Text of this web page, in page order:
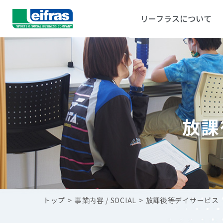
リーフラスについて
放
トップ > 事業内容 / SOCIAL > 放課後等デイサービス